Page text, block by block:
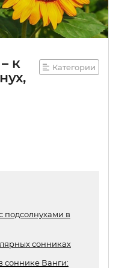
к
Категории
подсолнухами в
сонниках
соннике Ванги: